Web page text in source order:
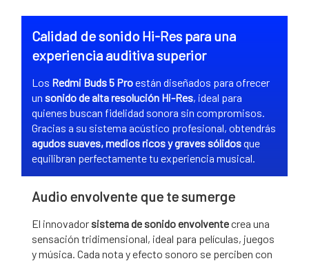
Calidad de sonido Hi-Res para una
experiencia auditiva superior
Los Redmi Buds 5 Proestán diseñados para ofrecer
un sonido de alta resolución Hi-Res, ideal para
quienes buscan fidelidad sonora sin compromisos.
Gracias a su sistema acústico profesional, obtendrás
agudos suaves, medios ricos y graves sólidosque
equilibran perfectamente tu experiencia musical.
Audio envolvente que te sumerge
El innovadorsistema de sonido envolventecrea una
sensación tridimensional, ideal para películas, juegos
y música. Cada nota y efecto sonoro se perciben con